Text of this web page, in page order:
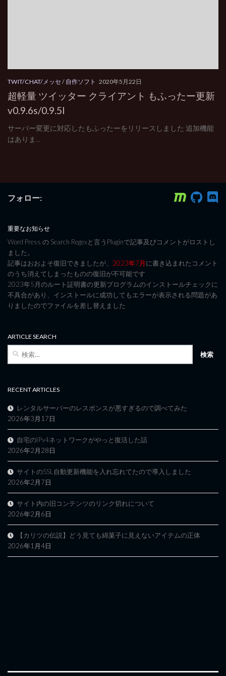
TWIT/CHAT/メッセ / 自作ソフト 2020年5月22日
超軽量 ツイッター クライアント もふったー更新
v0.9.6s/0.9.5l
サーバー変更に対応したもふったーをリリースしました 追加機能
はありま...
フォロー:
重要なお知らせ
Word Press の Search Regexと言うPluginで記事及びコメントがロストし
ました。
記事はおおよそ復旧できましたが、 2023年7月に書き込まれたコメント
のうち消えてしまったものの復旧が不可能です
2023年5月のルート証明書の更新プログラムのインストールチェックに
不具合があり、インストールに成功してもエラーが表示される問題があ
りましたのでファイルを差し替えました
ARTICLE SEARCH
検
RECENT ARTICLES
レンタルサーバーのレスポンスが悪すぎるので調べてみた
2026年3月17日
自宅のIPv4ネットワークがやっと復活した話
2026年2月28日
サイトのSSL自動更新機能を入れ忘れてたので導入しました
2026年2月7日
サイト内の旧コンテンツのリンク切れについて
2026年2月6日
【カリツの伝説】どう見ても綿菓子に見えないアイテムの正体
2026年1月4日